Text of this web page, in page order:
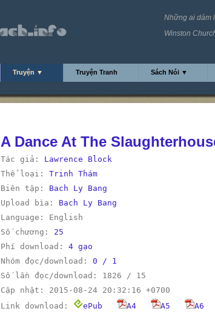
Những ai dám
Winston
Truyện ▼ Truyện Tranh Sách Nói ▼
A Dance At The
Tác giả: Lawrence Block
Thể loại: Trinh Thám
Biên tập: Bach Ly Bang
Upload bìa: Bach Ly Bang
Language: English
Số chương: 25
Phí download: 4 gạo
Nhóm đọc/download: 0 / 1
Số lần đọc/download: 1826 / 15
Cập nhật: 2015-08-24 20:32:16 +0700
Link download:
ePub A4 A5 A6